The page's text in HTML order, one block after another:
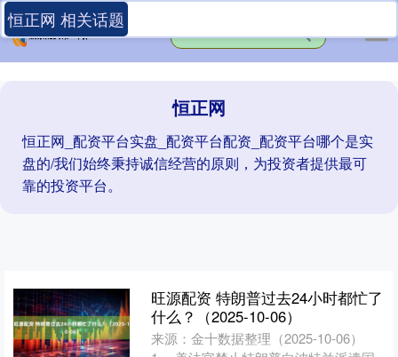
恒正网
恒正网_配资平台实盘_配资平台配资_配资平台哪个是实
盘的/我们始终秉持诚信经营的原则，为投资者提供最可
靠的投资平台。
恒正网 相关话题
旺源配资 特朗普过去24小时都忙了
什么？（2025-10-06）
来源：金十数据整理（2025-10-06）